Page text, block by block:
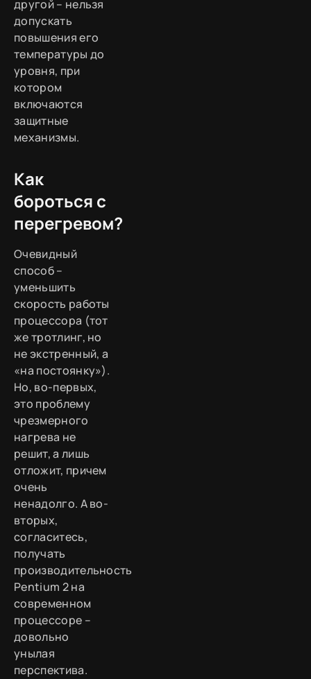
другой – нельзя
допускать
повышения его
температуры до
уровня, при
котором
включаются
защитные
механизмы.
Как
бороться с
перегревом?
Очевидный
способ –
уменьшить
скорость работы
процессора (тот
же тротлинг, но
не экстренный, а
«на постоянку»).
Но, во-первых,
это проблему
чрезмерного
нагрева не
решит, а лишь
отложит, причем
очень
ненадолго. А во-
вторых,
согласитесь,
получать
производительность
Pentium 2 на
современном
процессоре –
довольно
унылая
перспектива.